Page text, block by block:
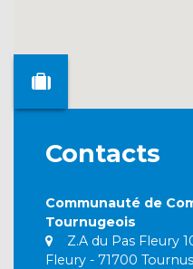
Contacts
Communauté de
Tournugeois
Z.A du Pas Fleury
Fleury - 71700 Tournus